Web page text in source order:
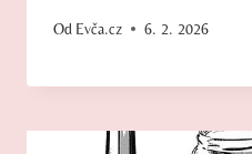
Od Evča.cz 6. 2. 2026